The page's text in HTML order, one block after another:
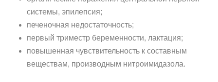
системы, эпилепсия;
печеночная недостаточность;
первый триместр беременности, лактация;
повышенная чувствительность к составным
веществам, производным нитроимидазола.